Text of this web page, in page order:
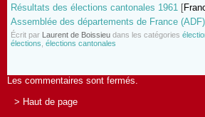
Résultats des élections cantonales 1961 [
Assemblée des départements de France (ADF)
Écrit par Laurent de Boissieu dans les catégories
élections élections cantonales
Les commentaires sont fermés.
> Haut de page